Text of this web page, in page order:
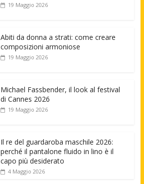
19 Maggio 2026
Abiti da donna a strati: come creare
composizioni armoniose
19 Maggio 2026
Michael Fassbender, il look al festival
di Cannes 2026
19 Maggio 2026
Il re del guardaroba maschile 2026:
perché il pantalone fluido in lino è il
capo più desiderato
4 Maggio 2026